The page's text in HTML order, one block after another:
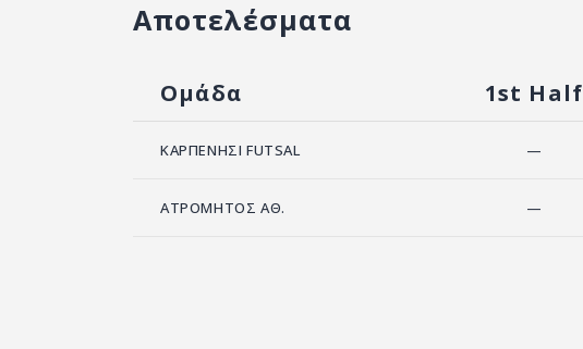
Αποτελέσματα
Ομάδα 1st Half
ΚΑΡΠΕΝΗΣΙ FUTSAL —
ΑΤΡΟΜΗΤΟΣ ΑΘ. —